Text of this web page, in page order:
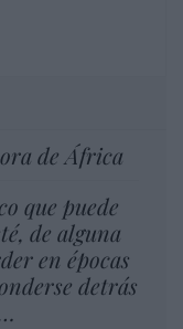
de África
que puede
de alguna
en épocas
detrás